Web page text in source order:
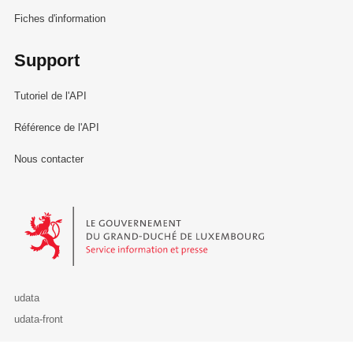
Fiches d'information
Support
Tutoriel de l'API
Référence de l'API
Nous contacter
Le Gouvernement du Grand-Duché de Luxembourg - Service
udata
udata-front